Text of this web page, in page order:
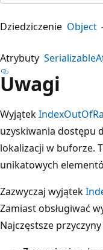
Dziedziczenie Object
Atrybuty
Uwagi
Wyjątek
uzyskiwania dostępu
lokalizacji w buforze.
unikatowych
Zazwyczaj wyjątek
Zamiast obsługiwać
Najczęstsze przyczyny